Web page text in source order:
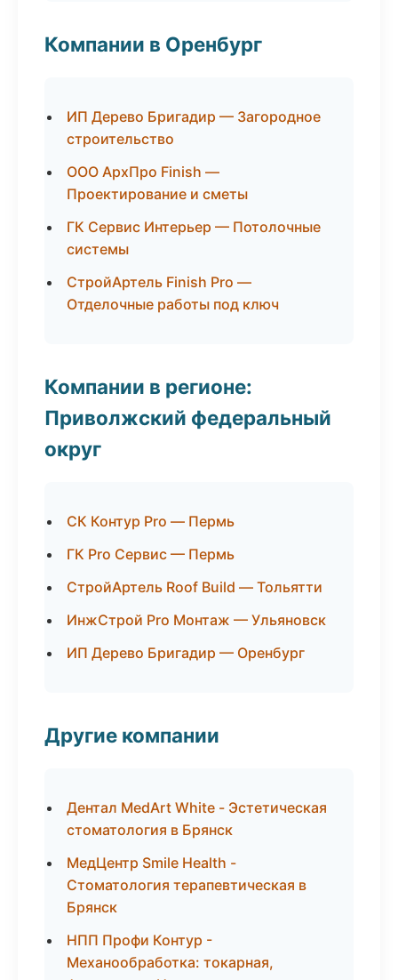
Компании в Оренбург
ИП Дерево Бригадир — Загородное
строительство
ООО АрхПро Finish —
Проектирование и сметы
ГК Сервис Интерьер — Потолочные
системы
СтройАртель Finish Pro —
Отделочные работы под ключ
Компании в регионе:
Приволжский федеральный
округ
СК Контур Pro — Пермь
ГК Pro Сервис — Пермь
СтройАртель Roof Build — Тольятти
ИнжСтрой Pro Монтаж — Ульяновск
ИП Дерево Бригадир — Оренбург
Другие компании
Дентал MedArt White - Эстетическая
стоматология в Брянск
МедЦентр Smile Health -
Стоматология терапевтическая в
Брянск
НПП Профи Контур -
Механообработка: токарная,